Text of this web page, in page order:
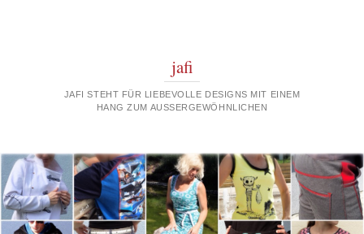
jafi
JAFI STEHT FÜR LIEBEVOLLE DESIGNS MIT EINEM
HANG ZUM AUSSERGEWÖHNLICHEN